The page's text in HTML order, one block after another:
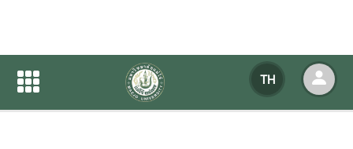
TH
03/68 เลี้ยงรับบัณฑิต 11มค68
รายละเอียดข่าวสาร